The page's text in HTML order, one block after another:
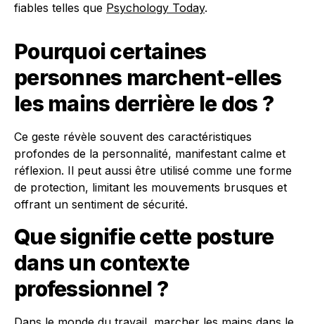
fiables telles que Psychology Today.
Pourquoi certaines
personnes marchent-elles
les mains derrière le dos ?
Ce geste révèle souvent des caractéristiques
profondes de la personnalité, manifestant calme et
réflexion. Il peut aussi être utilisé comme une forme
de protection, limitant les mouvements brusques et
offrant un sentiment de sécurité.
Que signifie cette posture
dans un contexte
professionnel ?